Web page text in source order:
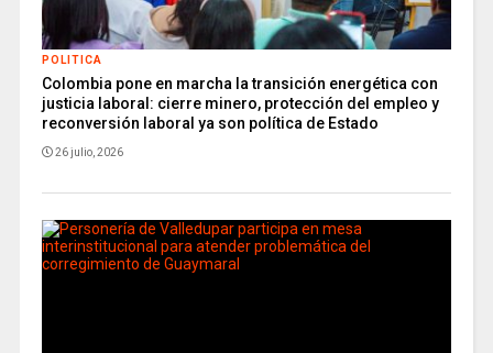
POLITICA
Colombia pone en marcha la transición energética con
justicia laboral: cierre minero, protección del empleo y
reconversión laboral ya son política de Estado
26 julio, 2026